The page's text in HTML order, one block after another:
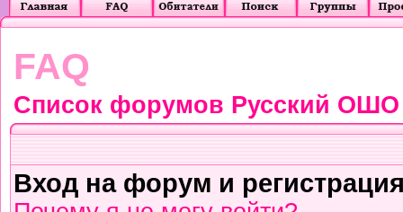
FAQ
Список форумов Русский ОШО
Вход на форум и